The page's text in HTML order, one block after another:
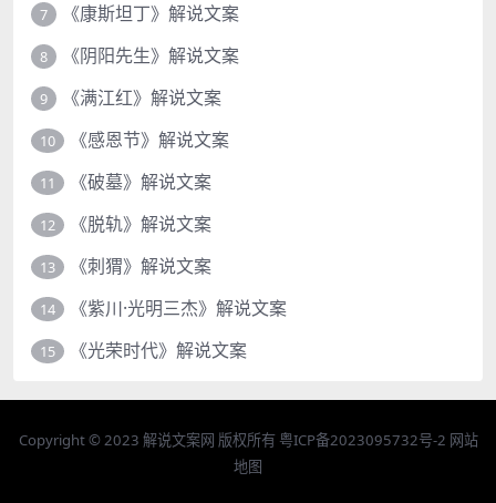
7 《康斯坦丁》解说文案
8 《阴阳先生》解说文案
9 《满江红》解说文案
10 《感恩节》解说文案
11 《破墓》解说文案
12 《脱轨》解说文案
13 《刺猬》解说文案
14 《紫川·光明三杰》解说文案
15 《光荣时代》解说文案
Copyright © 2023 解说文案网 版权所有 粤ICP备2023095732号-2 网站
地图